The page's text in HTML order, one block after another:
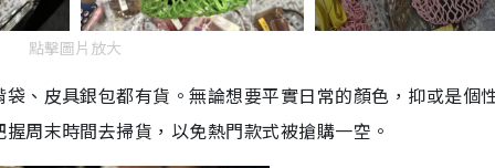
點擊圖片放大
、皮具銀包都有貨。無論想要平實日常的顏色，抑或是個
周末時間去掃貨，以免熱門款式被搶購一空。